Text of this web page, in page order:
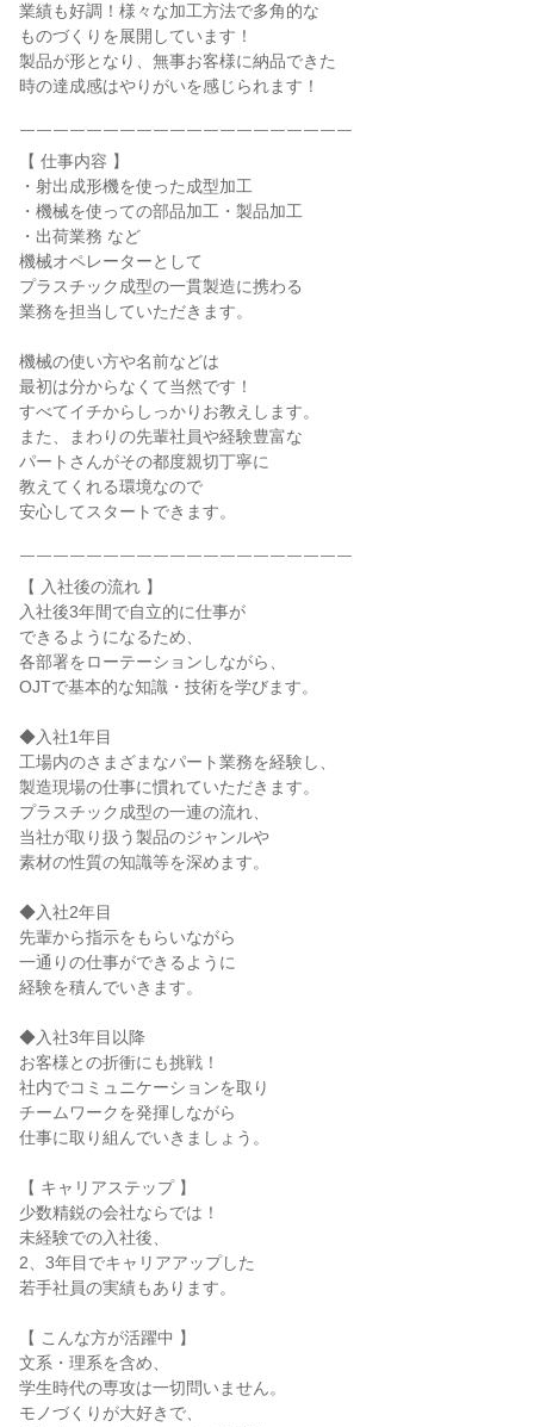
業績も好調！様々な加工方法で多角的な
ものづくりを展開しています！
製品が形となり、無事お客様に納品できた
時の達成感はやりがいを感じられます！
￣￣￣￣￣￣￣￣￣￣￣￣￣￣￣￣￣￣￣￣
【 仕事内容 】
・射出成形機を使った成型加工
・機械を使っての部品加工・製品加工
・出荷業務 など
機械オペレーターとして
プラスチック成型の一貫製造に携わる
業務を担当していただきます。
機械の使い方や名前などは
最初は分からなくて当然です！
すべてイチからしっかりお教えします。
また、まわりの先輩社員や経験豊富な
パートさんがその都度親切丁寧に
教えてくれる環境なので
安心してスタートできます。
￣￣￣￣￣￣￣￣￣￣￣￣￣￣￣￣￣￣￣￣
【 入社後の流れ 】
入社後3年間で自立的に仕事が
できるようになるため、
各部署をローテーションしながら、
OJTで基本的な知識・技術を学びます。
◆入社1年目
工場内のさまざまなパート業務を経験し、
製造現場の仕事に慣れていただきます。
プラスチック成型の一連の流れ、
当社が取り扱う製品のジャンルや
素材の性質の知識等を深めます。
◆入社2年目
先輩から指示をもらいながら
一通りの仕事ができるように
経験を積んでいきます。
◆入社3年目以降
お客様との折衝にも挑戦！
社内でコミュニケーションを取り
チームワークを発揮しながら
仕事に取り組んでいきましょう。
【 キャリアステップ 】
少数精鋭の会社ならでは！
未経験での入社後、
2、3年目でキャリアアップした
若手社員の実績もあります。
【 こんな方が活躍中 】
文系・理系を含め、
学生時代の専攻は一切問いません。
モノづくりが大好きで、